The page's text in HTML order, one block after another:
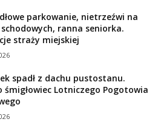
parkowanie, nietrzeźwi na
ranna seniorka.
straży miejskiej
spadł z dachu pustostanu.
śmigłowiec Lotniczego Pogotowia